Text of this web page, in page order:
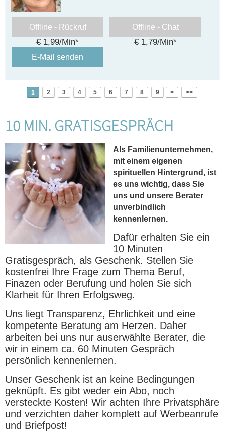
Offline - Rückruf
€ 1,99/Min*
Offline - Chat
€ 1,79/Min*
E-Mail senden
1 2 3 4 5 6 7 8 9 > >>
10 MIN. GRATISGESPRÄCH
Als Familienunternehmen,
mit einem eigenen
spirituellen Hintergrund, ist
es uns wichtig, dass Sie
uns und unsere Berater
unverbindlich
kennenlernen.
Dafür erhalten Sie ein
10 Minuten
Gratisgespräch, als Geschenk. Stellen Sie
kostenfrei Ihre Frage zum Thema Beruf,
Finazen oder Berufung und holen Sie sich
Klarheit für Ihren Erfolgsweg.
Uns liegt Transparenz, Ehrlichkeit und eine
kompetente Beratung am Herzen. Daher
arbeiten bei uns nur auserwählte Berater, die
wir in einem ca. 60 Minuten Gespräch
persönlich kennenlernen.
Unser Geschenk ist an keine Bedingungen
geknüpft. Es gibt weder ein Abo, noch
versteckte Kosten! Wir achten Ihre Privatsphäre
und verzichten daher komplett auf Werbeanrufe
und Briefpost!